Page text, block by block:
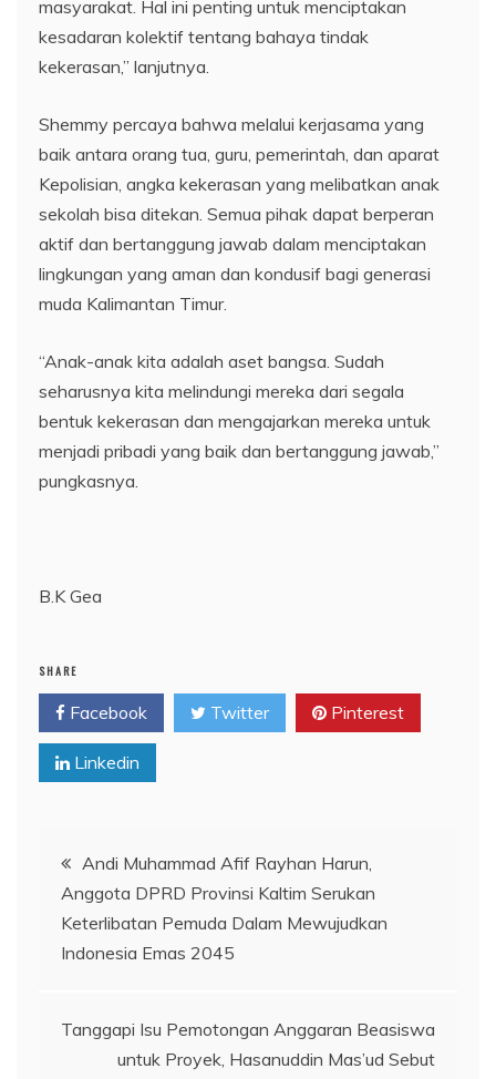
masyarakat. Hal ini penting untuk menciptakan
kesadaran kolektif tentang bahaya tindak
kekerasan,” lanjutnya.
Shemmy percaya bahwa melalui kerjasama yang
baik antara orang tua, guru, pemerintah, dan aparat
Kepolisian, angka kekerasan yang melibatkan anak
sekolah bisa ditekan. Semua pihak dapat berperan
aktif dan bertanggung jawab dalam menciptakan
lingkungan yang aman dan kondusif bagi generasi
muda Kalimantan Timur.
“Anak-anak kita adalah aset bangsa. Sudah
seharusnya kita melindungi mereka dari segala
bentuk kekerasan dan mengajarkan mereka untuk
menjadi pribadi yang baik dan bertanggung jawab,”
pungkasnya.
B.K Gea
SHARE
Facebook Twitter Pinterest
Linkedin
Navigasi
pos
Andi Muhammad Afif Rayhan Harun,
Anggota DPRD Provinsi Kaltim Serukan
Keterlibatan Pemuda Dalam Mewujudkan
Indonesia Emas 2045
Tanggapi Isu Pemotongan Anggaran Beasiswa
untuk Proyek, Hasanuddin Mas’ud Sebut